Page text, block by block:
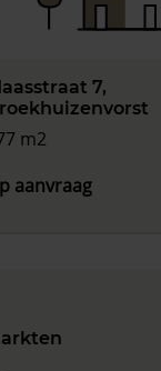
7,
m2
aanvraag